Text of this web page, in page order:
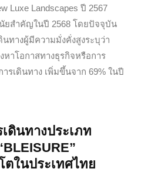
Luxe Landscapes ปี 2567
ยสำคัญในปี 2568 โดยปัจจุบัน
นทางผู้มีความมั่งคั่งสูงระบุว่า
หาโอกาสทางธุรกิจหรือการ
ารเดินทาง เพิ่มขึ้นจาก 69% ในปี
เดินทางประเภท
ตในประเทศไทย